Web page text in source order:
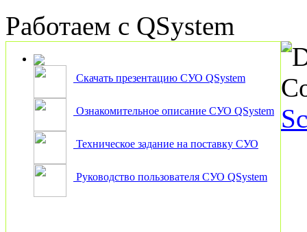
Работаем с QSystem
Скачать презентацию СУО QSystem
Ознакомительное описание СУО QSystem
Техническое задание на поставку СУО
Руководство пользователя СУО QSystem